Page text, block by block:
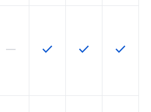
Esta función no está disponible en
horizontal_rule Esta función está
check Esta función
check Esta
check